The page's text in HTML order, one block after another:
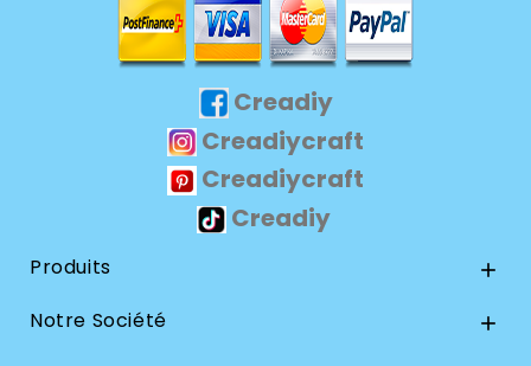
Creadiy
Creadiycraft
Creadiycraft
Creadiy
Produits 
Notre Société 